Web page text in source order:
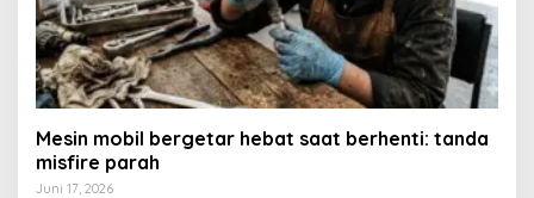
Mesin mobil bergetar hebat saat berhenti: tanda
misfire parah
Juni 17, 2026